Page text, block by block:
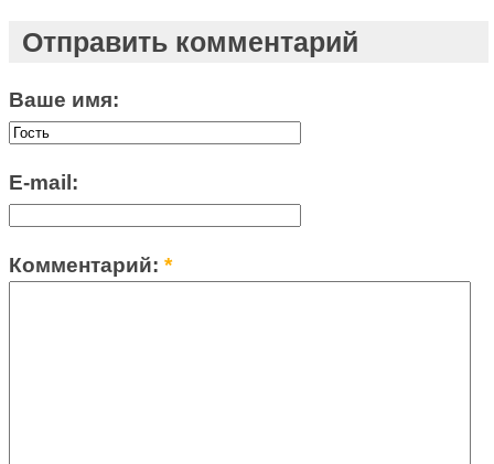
Отправить комментарий
Ваше имя:
E-mail:
Комментарий:*